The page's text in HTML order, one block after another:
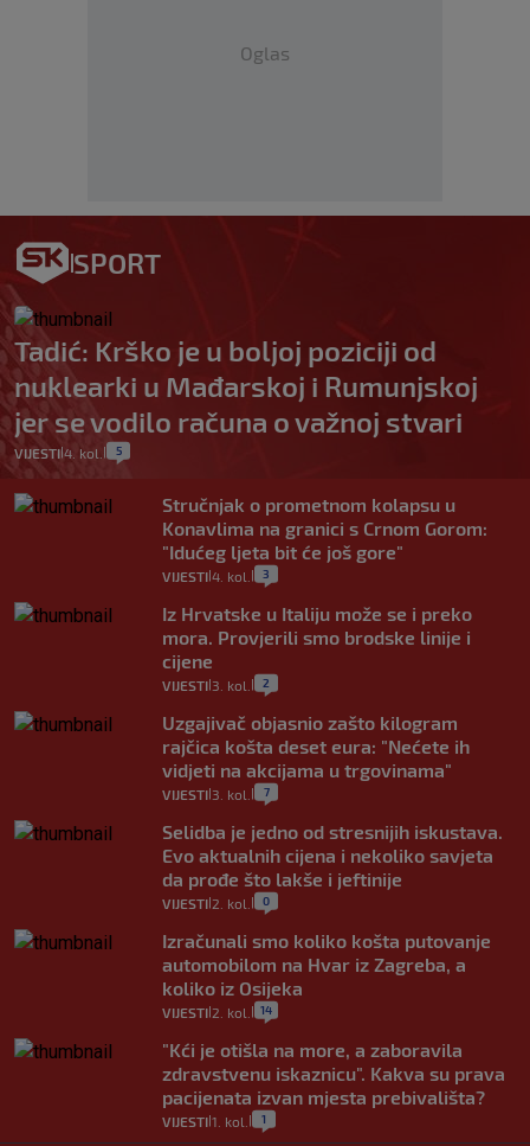
Oglas
SPORT
Tadić: Krško je u boljoj poziciji od
nuklearki u Mađarskoj i Rumunjskoj
jer se vodilo računa o važnoj stvari
VIJESTI 4. kol. 5
Stručnjak o prometnom kolapsu u
Konavlima na granici s Crnom Gorom:
"Idućeg ljeta bit će još gore"
VIJESTI 4. kol. 3
Iz Hrvatske u Italiju može se i preko
mora. Provjerili smo brodske linije i
cijene
VIJESTI 3. kol. 2
Uzgajivač objasnio zašto kilogram
rajčica košta deset eura: "Nećete ih
vidjeti na akcijama u trgovinama"
VIJESTI 3. kol. 7
Selidba je jedno od stresnijih iskustava.
Evo aktualnih cijena i nekoliko savjeta
da prođe što lakše i jeftinije
VIJESTI 2. kol. 0
Izračunali smo koliko košta putovanje
automobilom na Hvar iz Zagreba, a
koliko iz Osijeka
VIJESTI 2. kol. 14
"Kći je otišla na more, a zaboravila
zdravstvenu iskaznicu". Kakva su prava
pacijenata izvan mjesta prebivališta?
VIJESTI 1. kol. 1